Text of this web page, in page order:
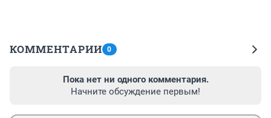
КОММЕНТАРИИ 0
Пока нет ни одного комментария.
Начните обсуждение первым!